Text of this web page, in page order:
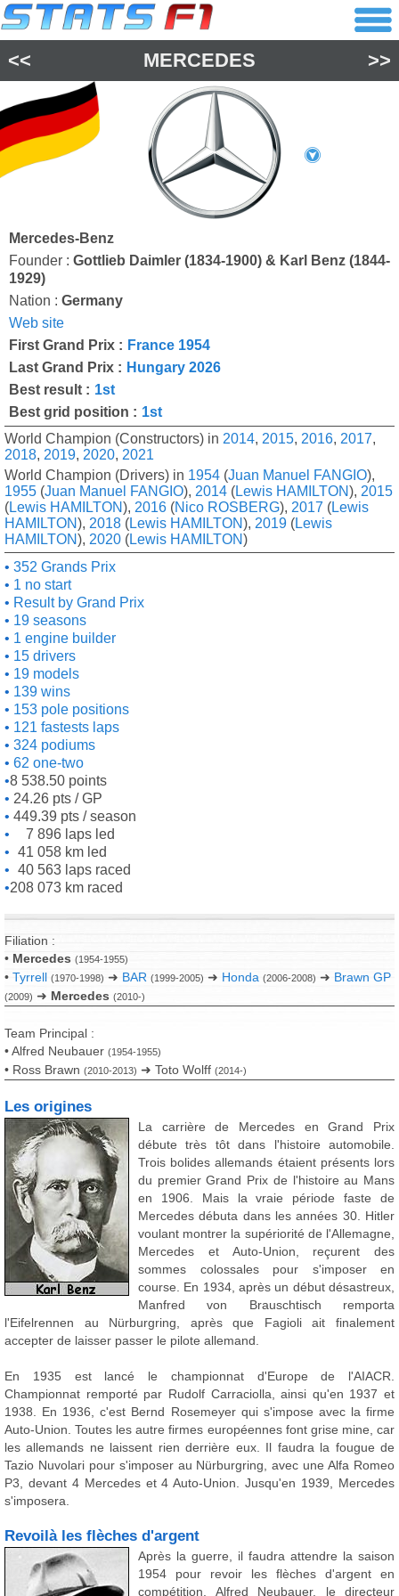
<< MERCEDES >>
Mercedes-Benz
Founder : Gottlieb Daimler (1834-1900) & Karl Benz (1844-
1929)
Nation : Germany
Web site
First Grand Prix : France 1954
Last Grand Prix : Hungary 2026
Best result : 1st
Best grid position : 1st
World Champion (Constructors) in 2014, 2015, 2016, 2017,
2018, 2019, 2020, 2021
World Champion (Drivers) in 1954 (Juan Manuel FANGIO),
1955 (Juan Manuel FANGIO), 2014 (Lewis HAMILTON), 2015
(Lewis HAMILTON), 2016 (Nico ROSBERG), 2017 (Lewis
HAMILTON), 2018 (Lewis HAMILTON), 2019 (Lewis
HAMILTON), 2020 (Lewis HAMILTON)
352 Grands Prix
1 no start
Result by Grand Prix
19 seasons
1 engine builder
15 drivers
19 models
139 wins
153 pole positions
121 fastests laps
324 podiums
62 one-two
8 538.50 points
24.26 pts / GP
449.39 pts / season
7 896 laps led
41 058 km led
40 563 laps raced
208 073 km raced
Filiation :
• Mercedes (1954-1955)
• Tyrrell (1970-1998) ➜ BAR (1999-2005) ➜ Honda (2006-2008) ➜ Brawn GP
(2009) ➜ Mercedes (2010-)
Team Principal :
• Alfred Neubauer (1954-1955)
• Ross Brawn (2010-2013) ➜ Toto Wolff (2014-)
Les origines
La carrière de Mercedes en Grand Prix
débute très tôt dans l'histoire automobile.
Trois bolides allemands étaient présents lors
du premier Grand Prix de l'histoire au Mans
en 1906. Mais la vraie période faste de
Mercedes débuta dans les années 30. Hitler
voulant montrer la supériorité de l'Allemagne,
Mercedes et Auto-Union, reçurent des
sommes colossales pour s'imposer en
course. En 1934, après un début désastreux,
Manfred von Brauschtisch remporta
l'Eifelrennen au Nürburgring, après que Fagioli ait finalement
accepter de laisser passer le pilote allemand.
En 1935 est lancé le championnat d'Europe de l'AIACR.
Championnat remporté par Rudolf Carraciolla, ainsi qu'en 1937 et
1938. En 1936, c'est Bernd Rosemeyer qui s'impose avec la firme
Auto-Union. Toutes les autre firmes européennes font grise mine, car
les allemands ne laissent rien derrière eux. Il faudra la fougue de
Tazio Nuvolari pour s'imposer au Nürburgring, avec une Alfa Romeo
P3, devant 4 Mercedes et 4 Auto-Union. Jusqu'en 1939, Mercedes
s'imposera.
Revoilà les flèches d'argent
Après la guerre, il faudra attendre la saison
1954 pour revoir les flèches d'argent en
compétition. Alfred Neubauer, le directeur